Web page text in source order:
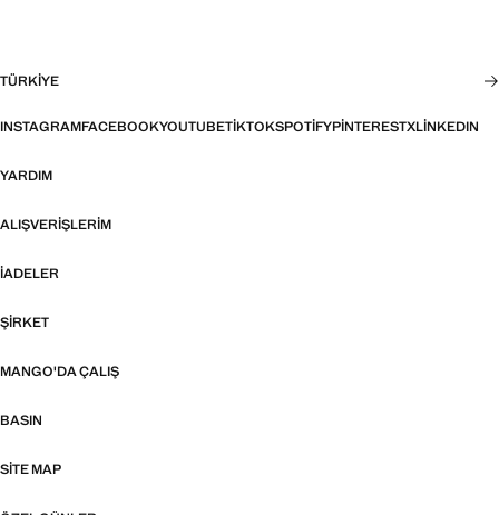
TÜRKIYE
INSTAGRAMFACEBOOKYOUTUBETIKTOKSPOTIFYPINTERESTXLINKEDIN
YARDIM
ALIŞVERIŞLERIM
İADELER
ŞIRKET
MANGO'DA ÇALIŞ
BASIN
SITE MAP